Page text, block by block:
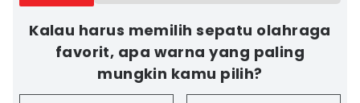
Kalau harus memilih sepatu olahraga
favorit, apa warna yang paling
mungkin kamu pilih?